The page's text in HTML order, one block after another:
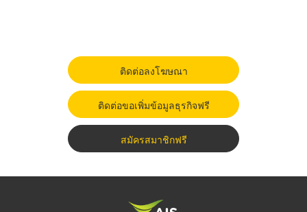
ติดต่อลงโฆษณา
ติดต่อขอเพิ่มข้อมูลธุรกิจฟรี
สมัครสมาชิกฟรี